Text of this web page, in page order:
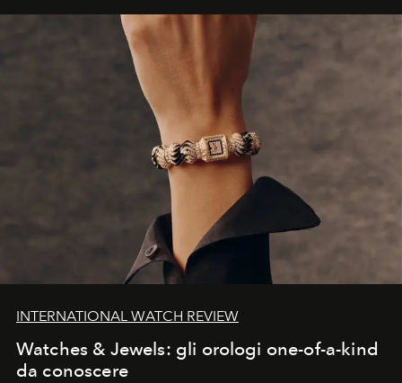
INTERNATIONAL WATCH REVIEW
Watches & Jewels: gli orologi one-of-a-kind
da conoscere